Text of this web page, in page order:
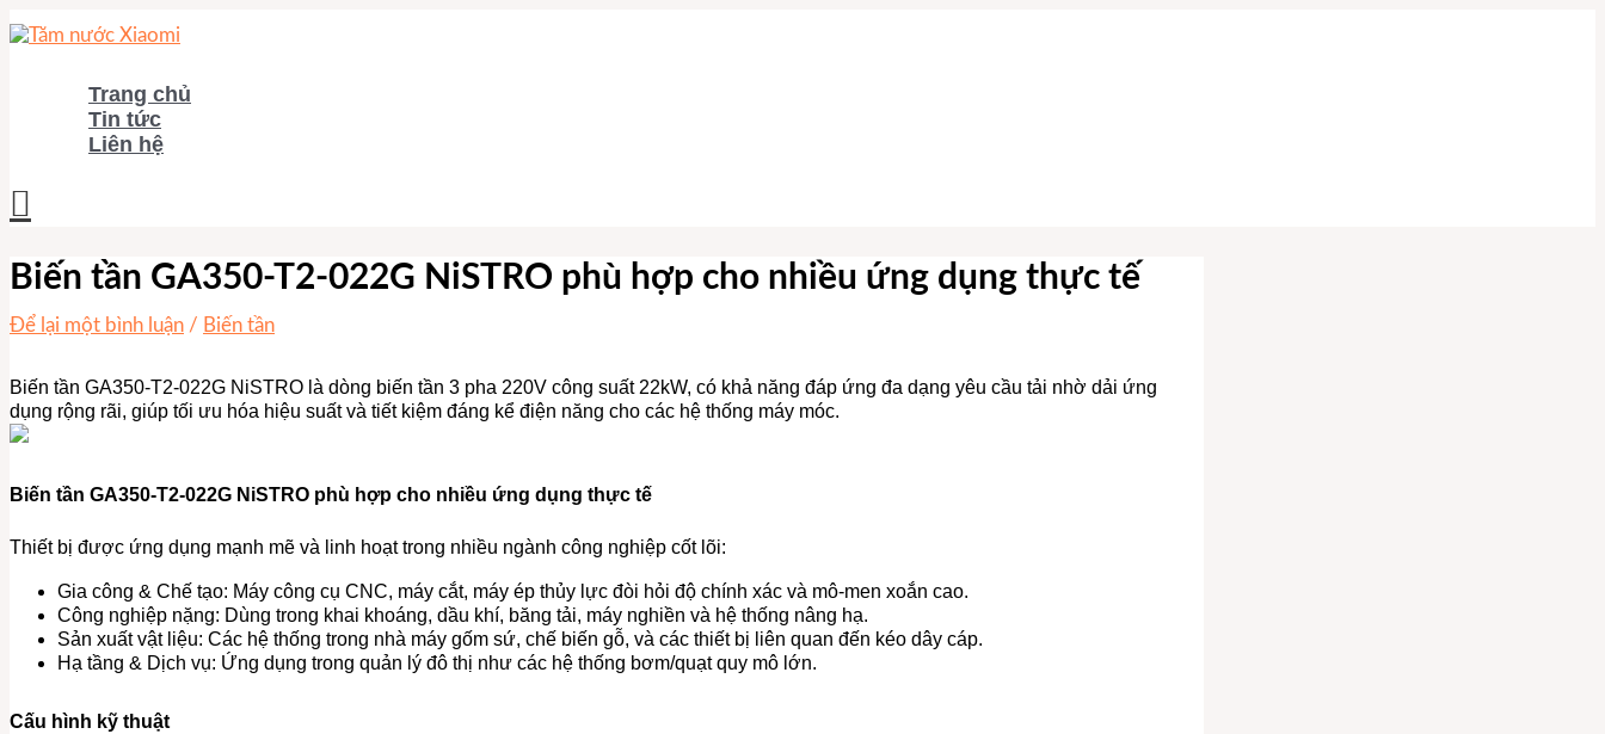
tới
Trang chủ
Tin tức
Liên hệ
Tìm
Biến tần GA350-T2-022G NiSTRO phù hợp cho nhiều ứng dụng thực tế
Để lại một bình luận / Biến tần
Biến tần GA350-T2-022G NiSTRO là dòng biến tần 3 pha 220V công suất 22kW, có khả năng đáp ứng đa dạng yêu cầu tải nhờ dải ứng
dụng rộng rãi, giúp tối ưu hóa hiệu suất và tiết kiệm đáng kể điện năng cho các hệ thống máy móc.
Biến tần GA350-T2-022G NiSTRO phù hợp cho nhiều ứng dụng thực tế
Thiết bị được ứng dụng mạnh mẽ và linh hoạt trong nhiều ngành công nghiệp cốt lõi:
Gia công & Chế tạo: Máy công cụ CNC, máy cắt, máy ép thủy lực đòi hỏi độ chính xác và mô-men xoắn cao.
Công nghiệp nặng: Dùng trong khai khoáng, dầu khí, băng tải, máy nghiền và hệ thống nâng hạ.
Sản xuất vật liệu: Các hệ thống trong nhà máy gốm sứ, chế biến gỗ, và các thiết bị liên quan đến kéo dây cáp.
Hạ tầng & Dịch vụ: Ứng dụng trong quản lý đô thị như các hệ thống bơm/quạt quy mô lớn.
Cấu hình kỹ thuật